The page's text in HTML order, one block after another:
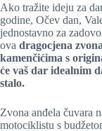
Ako tražite ideju za
godine, Očev dan,
jednostavno za
ova dragocjena
kamenčićima s
će vaš dar idealnim
stalo.
Zvona anđela čuvara
motociklistu s